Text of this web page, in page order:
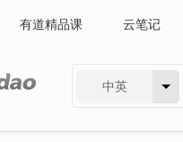
有道精品课 云笔记
中英